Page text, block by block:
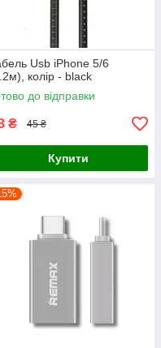
Usb iPhone 5/6
колір - black
до відправки
₴ 45 ₴
Купити